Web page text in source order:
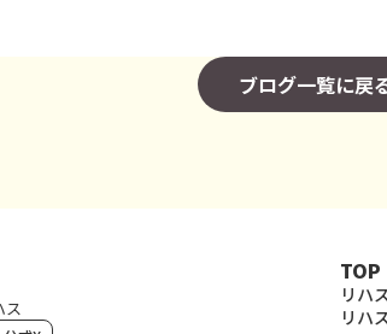
ブログ一覧に戻
ス
TOP
リハ
リハ